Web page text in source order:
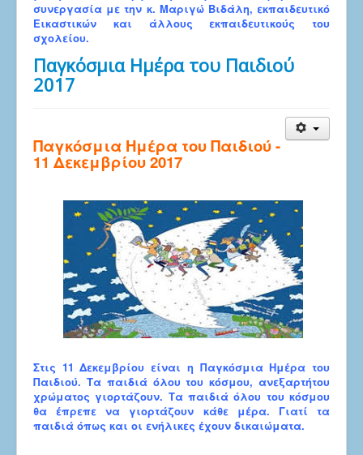
συνεργασία με την κ. Μαριγώ Βιδάλη, εκπαιδευτικό
Εικαστικών και άλλους εκπαιδευτικούς του
σχολείου.
Παγκόσμια Ημέρα του Παιδιού
2017
Παγκόσμια Ημέρα του Παιδιού -
11 Δεκεμβρίου 2017
Στις 11 Δεκεμβρίου είναι η Παγκόσμια Ημέρα του
Παιδιού. Τα παιδιά όλου του κόσμου, ανεξαρτήτου
χρώματος γιορτάζουν. Τα παιδιά όλου του κόσμου
θα έπρεπε να γιορτάζουν κάθε μέρα. Γιατί τα
παιδιά όπως και οι ενήλικες έχουν δικαιώματα.